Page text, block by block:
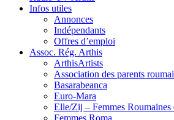
Infos utiles
Annonces
Indépendants
Offres d’emploi
Assoc. Rég. Arthis
ArthisArtists
Association des parents
Basarabeanca
Euro-Mara
Elle/Zij – Femmes Roumaines
Femmes Roma